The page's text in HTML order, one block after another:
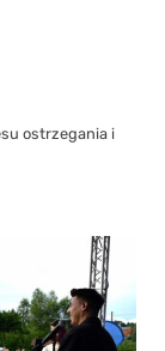
ostrzegania i